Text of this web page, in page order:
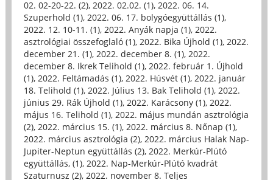
02. 02-20-22. (2), 2022. 02.02. (1), 2022. 06. 14.
Szuperhold (1), 2022. 06. 17. bolygóegyüttállás (1),
2022. 12. 10-11. (1), 2022. Anyák napja (1), 2022.
asztrológiai összefoglaló (1), 2022. Bika Újhold (1), 2022.
december 21. (1), 2022. december 8. (1), 2022.
december 8. Ikrek Telihold (1), 2022. február 1. Újhold
(1), 2022. Feltámadás (1), 2022. Húsvét (1), 2022. január
18. Telihold (1), 2022. Július 13. Bak Telihold (1), 2022.
június 29. Rák Újhold (1), 2022. Karácsony (1), 2022.
május 16. Telihold (1), 2022. május mundán asztrológia
(2), 2022. március 15. (1), 2022. március 8. Nőnap (1),
2022. március asztrológia (2), 2022. március Halak Nap-
Jupiter-Neptun együttállás (2), 2022. Merkúr-Plútó
együttállás, (1), 2022. Nap-Merkúr-Plútó kvadrát
Szaturnusz (2), 2022. november 8. Teljes